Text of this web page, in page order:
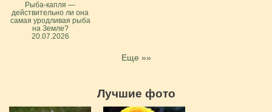
Рыба-капля —
действительно ли она
самая уродливая рыба
на Земле?
20.07.2026
Еще »»
Лучшие фото